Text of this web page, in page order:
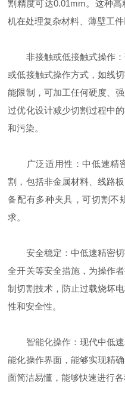
割精度可达0.01mm。这种
机在处理复杂材料、薄壁工
非接触或低接触式操作：
或低接触式操作方式，如线
能限制，可加工任何硬度、
过优化设计减少切割过程中
和污染。
广泛适用性：中低速精
割，包括非金属材料、线路
备配有多种夹具，可切割不
求。
安全稳定：中低速精密切
全开关等安全措施，为操作
制切割技术，防止过载烧坏
性和安全性。
智能化操作：现代中低速
能化操作界面，能够实现精
面简洁易懂，能够快速进行